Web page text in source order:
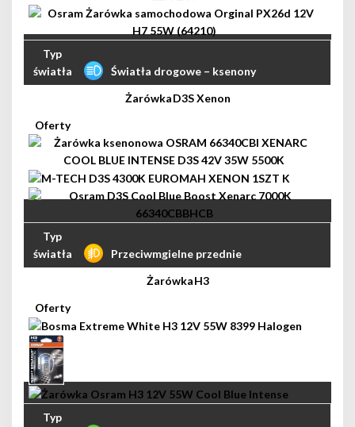
Światła drogowe – ksenony
D3S Xenon
Przeciwmgielne przednie
H3